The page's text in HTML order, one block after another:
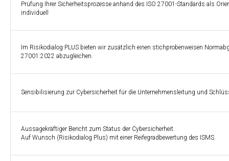
Prüfung Ihrer Sicherheitsprozesse anhand des ISO 27001-Standards als
individuell
Im Risikodialog PLUS bieten wir zusätzlich einen stichprobenweisen
27001:2022 abzugleichen.
Sensibilisierung zur Cybersicherheit für die Unternehmensleitung und
Aussagekräftiger Bericht zum Status der Cybersicherheit.
Auf Wunsch (Risikodialog Plus) mit einer Reifegradbewertung des ISMS.